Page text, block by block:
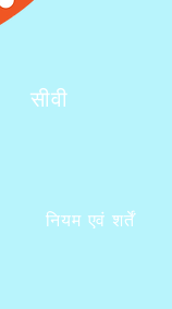
सीवी
नियम एवं शर्तें